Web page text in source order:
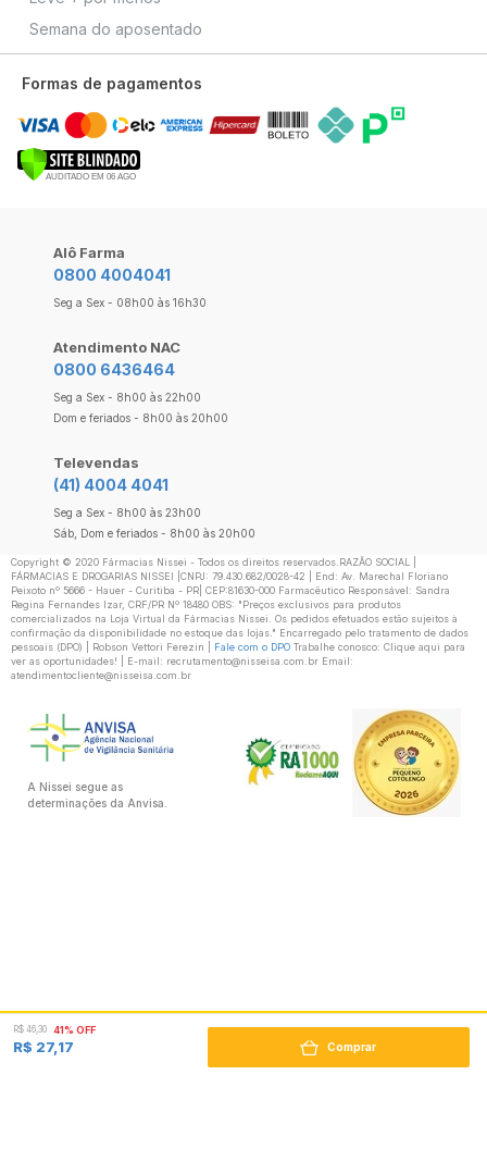
R$ 46,30 41% OFF
R$ 27,17 Comprar
Semana do aposentado
Formas de pagamentos
Alô Farma
0800 4004041
Seg a Sex - 08h00 às 16h30
Atendimento NAC
0800 6436464
Seg a Sex - 8h00 às 22h00
Dom e feriados - 8h00 às 20h00
Televendas
(41) 4004 4041
Seg a Sex - 8h00 às 23h00
Sáb, Dom e feriados - 8h00 às 20h00
Copyright ©️ 2020 Fármacias Nissei - Todos os direitos reservados.RAZÃO SOCIAL |
FÁRMACIAS E DROGARIAS NISSEI |CNPJ: 79.430.682/0028-42 | End: Av. Marechal Floriano
Peixoto nº 5666 - Hauer - Curitiba - PR| CEP:81630-000 Farmacêutico Responsável: Sandra
Regina Fernandes Izar, CRF/PR Nº 18480 OBS: "Preços exclusivos para produtos
comercializados na Loja Virtual da Fármacias Nissei. Os pedidos efetuados estão sujeitos à
confirmação da disponibilidade no estoque das lojas." Encarregado pelo tratamento de dados
pessoais (DPO) | Robson Vettori Ferezin | Fale com o DPO Trabalhe conosco: Clique aqui para
ver as oportunidades! | E-mail: recrutamento@nisseisa.com.br Email:
atendimentocliente@nisseisa.com.br
A Nissei segue as
determinações da Anvisa.